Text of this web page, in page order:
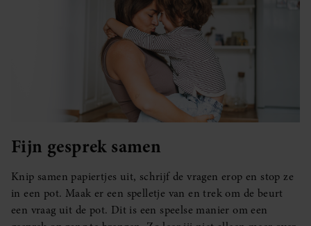
Fijn gesprek samen
Knip samen papiertjes uit, schrijf de vragen erop en stop ze
in een pot. Maak er een spelletje van en trek om de beurt
een vraag uit de pot. Dit is een speelse manier om een